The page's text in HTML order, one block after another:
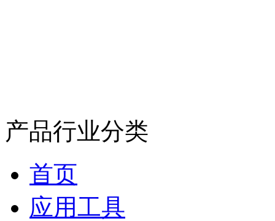
产品行业分类
首页
应用工具